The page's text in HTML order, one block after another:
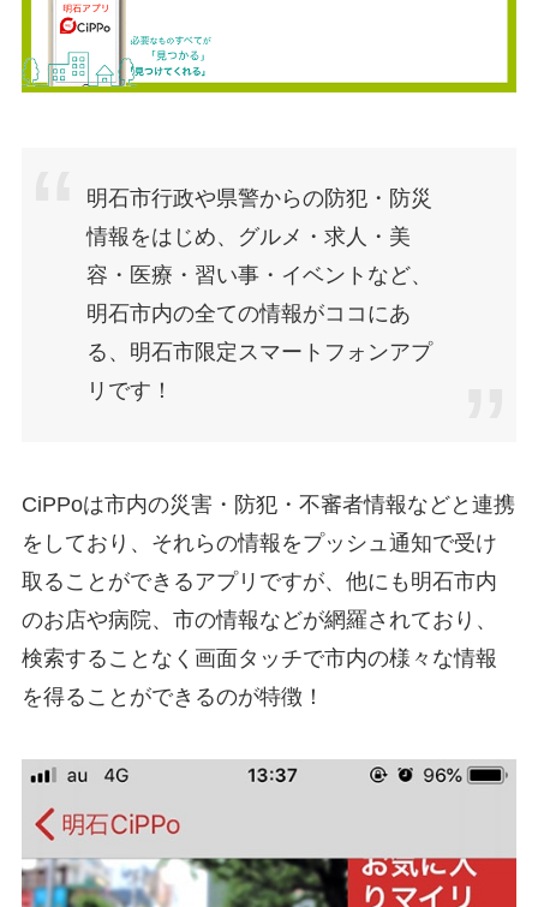
明石市行政や県警からの防犯・防災
情報をはじめ、グルメ・求人・美
容・医療・習い事・イベントなど、
明石市内の全ての情報がココにあ
る、明石市限定スマートフォンアプ
リです！
CiPPoは市内の災害・防犯・不審者情報などと連携
をしており、それらの情報をプッシュ通知で受け
取ることができるアプリですが、他にも明石市内
のお店や病院、市の情報などが網羅されており、
検索することなく画面タッチで市内の様々な情報
を得ることができるのが特徴！